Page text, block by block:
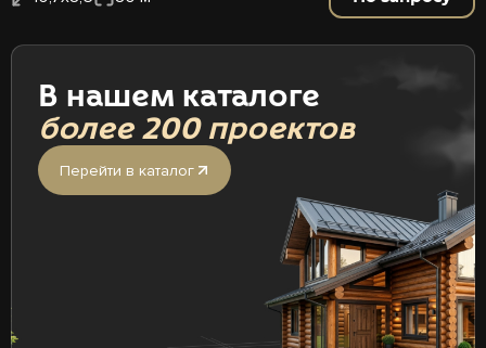
В нашем каталоге
более 200 проектов
Перейти в каталог